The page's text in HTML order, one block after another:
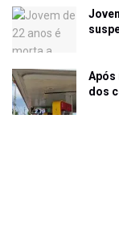
Após
dos